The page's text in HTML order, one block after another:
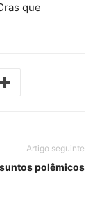
que
Artigo seguinte
polêmicos